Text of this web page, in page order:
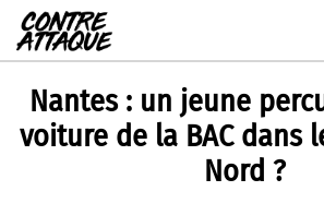
Aller
au
contenu
Nantes : un jeune
voiture de la BAC dans
Nord ?